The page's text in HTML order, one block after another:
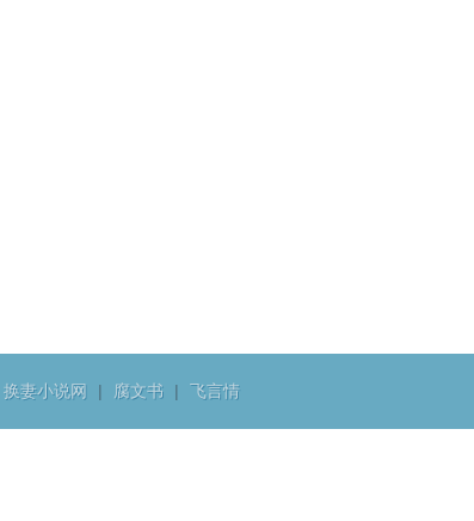
换妻小说网 | 腐文书 | 飞言情